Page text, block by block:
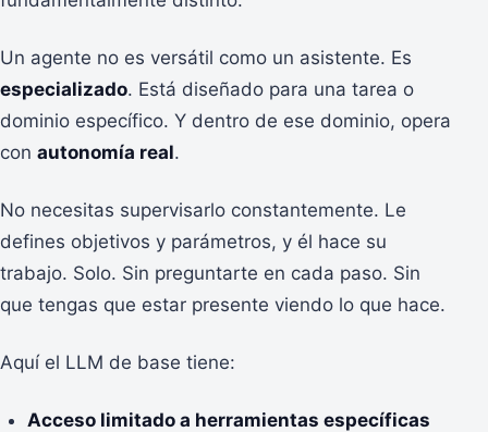
Un agente no es versátil como un asistente. Es
especializado. Está diseñado para una tarea o
dominio específico. Y dentro de ese dominio, opera
con autonomía real.
No necesitas supervisarlo constantemente. Le
defines objetivos y parámetros, y él hace su
trabajo. Solo. Sin preguntarte en cada paso. Sin
que tengas que estar presente viendo lo que hace.
Aquí el LLM de base tiene:
Acceso limitado a herramientas específicas